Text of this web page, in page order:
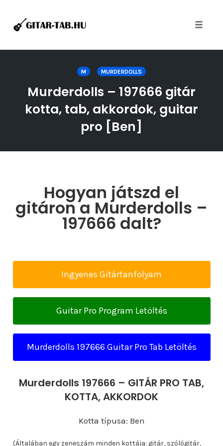
M MURDERDOLLS
Murderdolls – 197666 gitár
kotta, tab, akkordok, guitar
pro [Ben]
Hogyan játszd el
gitáron a Murderdolls –
197666 dalt?
Ingyenes Gitártanfolyam
Guitar Pro Program Letöltés
Murderdolls 197666 Guitar Pro Tab Letöltés
Murderdolls 197666 – GITÁR PRO TAB,
KOTTA, AKKORDOK
Kotta típusa: Ben
(Általában egy zeneszám minden kottája: gitár, szólógitár,